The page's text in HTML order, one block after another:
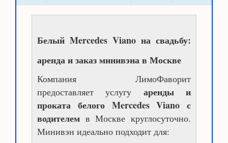
Белый Mercedes Viano на свадьбу:
аренда и заказ минивэна в Москве
Компания ЛимоФаворит
предоставляет услугу аренды и
проката белого Mercedes Viano с
водителем в Москве круглосуточно.
Минивэн идеально подходит для: